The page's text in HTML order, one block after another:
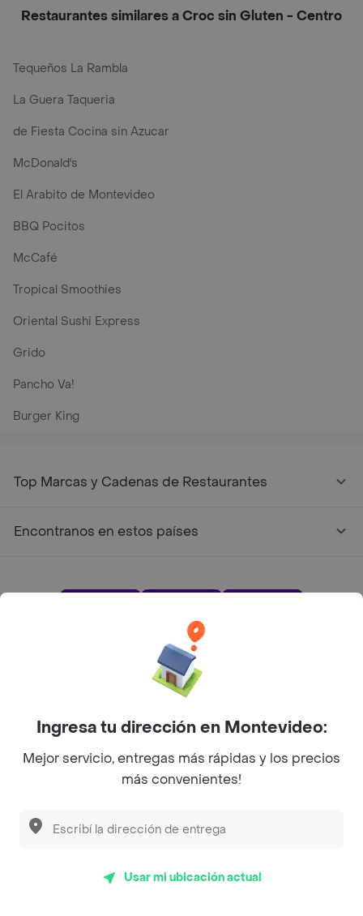
Restaurantes similares a Croc sin Gluten - Centro
Tequeños La Rambla
La Guera Taqueria
de Fiesta Cocina sin Azucar
McDonald's
El Arabito de Montevideo
BBQ Pocitos
McCafé
Tropical Smoothies
Oriental Sushi Express
Grido
Pancho Va!
Burger King
Top Marcas y Cadenas de Restaurantes
Encontranos en estos países
Google play
Categorías
Ingresa tu dirección en Montevideo:
Mejor servicio, entregas más rápidas y los precios
más convenientes!
Usar mi ubicación actual